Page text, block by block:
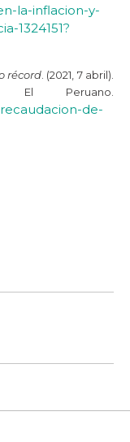
la-inflacion-y-
1324151?
récord. (2021, 7 abril).
Peruano.
de-